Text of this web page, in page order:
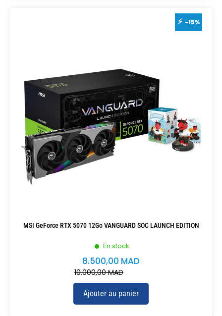
-15%
En stock
MSI GeForce RTX 5070 12Go VANGUARD SOC LAUNCH EDITION
10.000,00MAD
8.500,00 MAD
Ajouter au panier